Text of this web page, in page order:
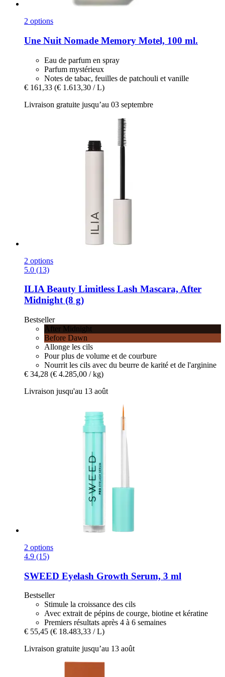
2 options
Une Nuit Nomade Memory Motel, 100 ml.
Eau de parfum en spray
Parfum mystérieux
Notes de tabac, feuilles de patchouli et vanille
€ 161,33 (€ 1.613,30 / L)
Livraison gratuite jusqu’au 03 septembre
2 options
5.0 (13)
ILIA Beauty Limitless Lash Mascara, After
Midnight (8 g)
Bestseller
After Midnight
Before Dawn
Allonge les cils
Pour plus de volume et de courbure
Nourrit les cils avec du beurre de karité et de l'arginine
€ 34,28 (€ 4.285,00 / kg)
Livraison jusqu'au 13 août
2 options
4.9 (15)
SWEED Eyelash Growth Serum, 3 ml
Bestseller
Stimule la croissance des cils
Avec extrait de pépins de courge, biotine et kératine
Premiers résultats après 4 à 6 semaines
€ 55,45 (€ 18.483,33 / L)
Livraison gratuite jusqu’au 13 août